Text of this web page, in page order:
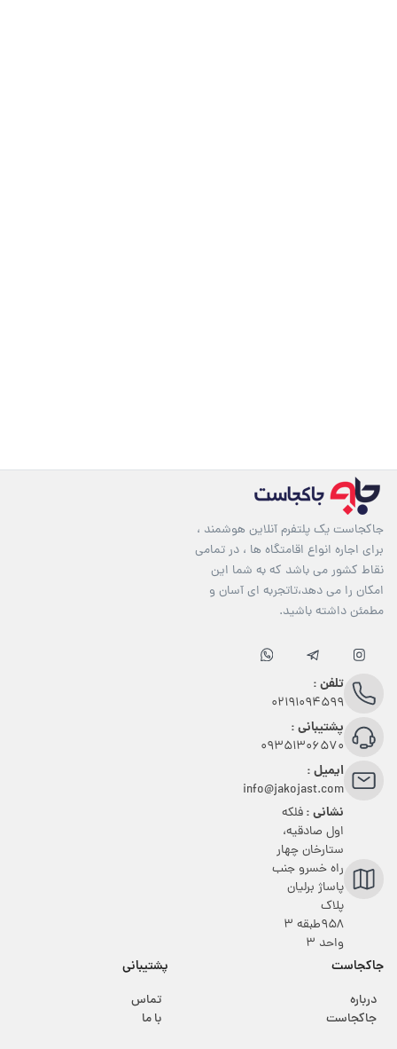
جاکجاست یک پلتفرم آنلاین هوشمند ،
برای اجاره انواع اقامتگاه ها ، در تمامی
نقاط کشور می باشد که به شما این
امکان را می دهد،تاتجربه ای آسان و
مطمئن داشته باشید.
تلفن :
02191094599
پشتیبانی :
09351306570
ایمیل :
info@jakojast.com
نشانی :فلکه
اول صادقیه،
ستارخان چهار
راه خسرو جنب
پاساژ برلیان
پلاک
۹۵۸طبقه 3
واحد 3
جاکجاست
درباره
جاکجاست
پشتیبانی
تماس
با ما